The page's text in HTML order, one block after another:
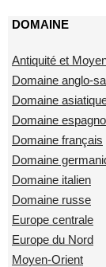
DOMAINE
Antiquité et
Domaine anglo-
Domaine
Domaine
Domaine français
Domaine
Domaine italien
Domaine russe
Europe centrale
Europe du Nord
Moyen-Orient